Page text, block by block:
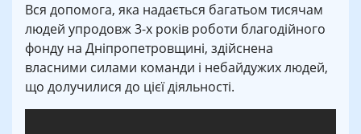
Вся допомога, яка надається багатьом тисячам
людей упродовж 3-х років роботи благодійного
фонду на Дніпропетровщині, здійснена
власними силами команди і небайдужих людей,
що долучилися до цієї діяльності.